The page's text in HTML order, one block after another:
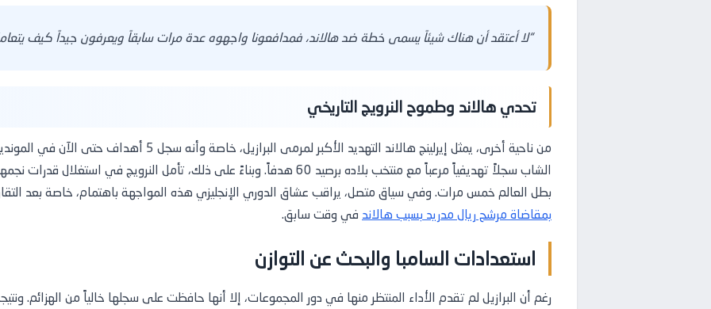
“لا أعتقد أن هناك شيئاً يسمى خطة ضد هالاند، فمدافعونا واجهوه عدة مرات سابقاً ويعرفون جيداً كيف
تحدي هالاند وطموح النرويج التاريخي
من ناحية أخرى، يمثل إيرلينج هالاند التهديد الأكبر لمرمى
الشاب سجلاً تهديفياً مرعباً مع منتخب بلاده برصيد 60 هدفاً. وبناءً على ذلك، تأمل النرويج
بطل العالم خمس مرات. وفي سياق متصل، يراقب عشاق الدوري الإنجليزي هذه المواجهة باهتمام، خاصة بعد
بمقاضاة مرشح ريال مدريد بسبب هالاند في وقت سابق.
استعدادات السامبا والبحث عن التوازن
رغم أن البرازيل لم تقدم الأداء المنتظر منها في دور المجموعات، إلا أنها حافظت على سجلها خالياً من الهزائم.